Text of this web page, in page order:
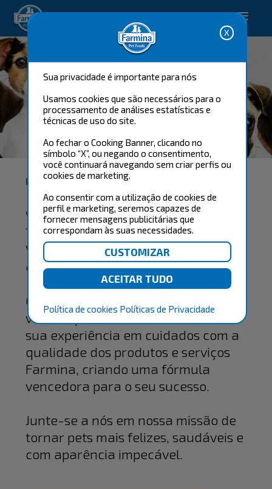
Sua privacidade é importante para nós
Usamos cookies que são necessários para o
processamento de análises estatísticas e
técnicas de uso do site.
Ao fechar o Cooking Banner, clicando no
símbolo “X”, ou negando o consentimento,
você continuará navegando sem criar perfis ou
cookies de marketing.
Ao consentir com a utilização de cookies de
perfil e marketing, seremos capazes de
fornecer mensagens publicitárias que
correspondam às suas necessidades.
Política de cookies Políticas de Privacidade
Happy pet. Happy you.
CLUB
BEM-VINDO AO FARMINA GROOMER CLUB!
Você é um groomer profissional?
Trabalha com banho e tosa?
Você é apaixonado por pets? Então
está no lugar certo.
O Farmina Groomer Club oferece a
você a oportunidade de combinar
sua experiência em cuidados com a
qualidade dos produtos e serviços
Farmina, criando uma fórmula
vencedora para o seu sucesso.
Junte-se a nós em nossa missão de
tornar pets mais felizes, saudáveis e
com aparência impecável.